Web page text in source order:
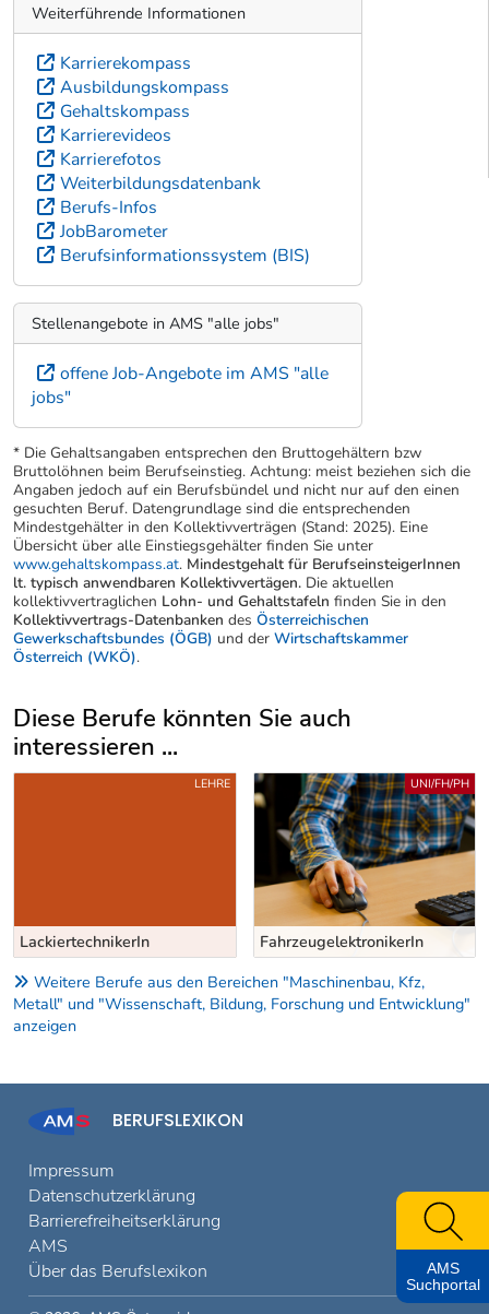
Weiterführende Informationen
Karrierekompass
Ausbildungskompass
Gehaltskompass
Karrierevideos
Karrierefotos
Weiterbildungsdatenbank
Berufs-Infos
JobBarometer
Berufsinformationssystem (BIS)
Stellenangebote in AMS "alle jobs"
offene Job-Angebote im AMS "alle
jobs"
* Die Gehaltsangaben entsprechen den Bruttogehältern bzw
Bruttolöhnen beim Berufseinstieg. Achtung: meist beziehen sich die
Angaben jedoch auf ein Berufsbündel und nicht nur auf den einen
gesuchten Beruf. Datengrundlage sind die entsprechenden
Mindestgehälter in den Kollektivverträgen (Stand: 2025). Eine
Übersicht über alle Einstiegsgehälter finden Sie unter
www.gehaltskompass.at. Mindestgehalt für BerufseinsteigerInnen
lt. typisch anwendbaren Kollektivvertägen. Die aktuellen
kollektivvertraglichen Lohn- und Gehaltstafeln finden Sie in den
Kollektivvertrags-Datenbanken des Österreichischen
Gewerkschaftsbundes (ÖGB) und der Wirtschaftskammer
Österreich (WKÖ).
Diese Berufe könnten Sie auch
interessieren ...
Uber weitere Berufsvorschläge
LackiertechnikerIn
LEHRE
FahrzeugelektronikerIn
UNI/FH/PH
Weitere Berufe aus den Bereichen "Maschinenbau, Kfz,
Metall" und "Wissenschaft, Bildung, Forschung und Entwicklung"
anzeigen
BERUFSLEXIKON
Impressum
Datenschutzerklärung
Barrierefreiheitserklärung
AMS
Über das Berufslexikon
AMS
Suchportal